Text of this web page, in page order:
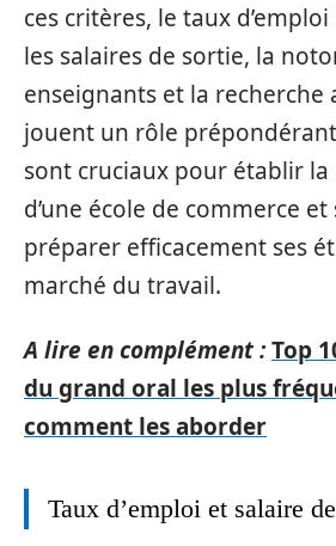
ces critères, le taux
les salaires de sortie, la
enseignants et la recherche
jouent un rôle
sont cruciaux pour établir
d’une école de commerce et
préparer efficacement ses
marché du travail.
A lire en complément :Top
du grand oral les plus
comment les aborder
Taux d’emploi et salaire